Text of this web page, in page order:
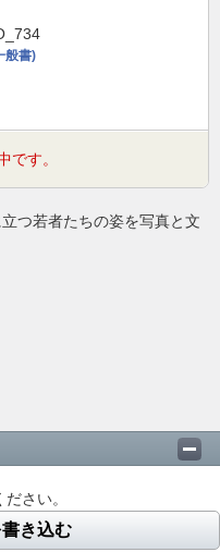
般書)
です。
つ若者たちの姿を写真と文
さい。
き込む